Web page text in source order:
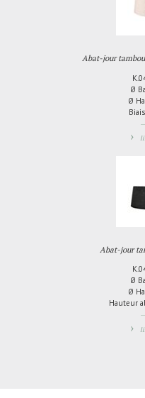
Abat-jour
Ø
Ø
Abat-jour
Ø
Ø
Hauteur